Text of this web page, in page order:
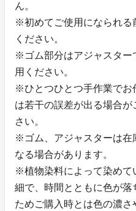
ん。
※初めてご使用になられる
ください。
※ゴム部分はアジャスター
用ください。
※ひとつひとつ手作業でお
は若干の誤差が出る場合
さい。
※ゴム、アジャスターは在
なる場合があります。
※植物染料によって染めて
細で、時間とともに色が
ためご購入時とは色の濃さ